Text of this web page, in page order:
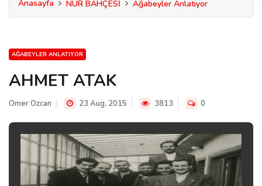
Anasayfa NUR BAHÇESİ Ağabeyler Anlatıyor
AĞABEYLER ANLATIYOR
AHMET ATAK
Omer Ozcan 23 Aug, 2015 3813 0